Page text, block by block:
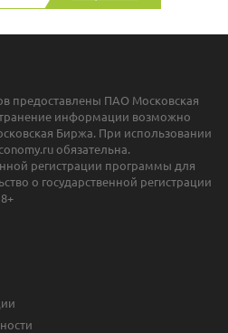
предоставлены ПАО Московская
информации возможно
Биржа. При использовании
обязательна.
регистрации программы для
о государственной регистрации